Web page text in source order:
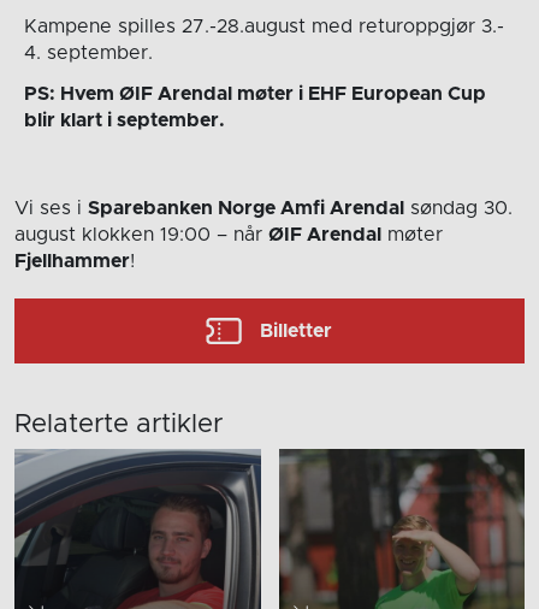
Kampene spilles 27.-28.august med returoppgjør 3.-
4. september.
PS: Hvem ØIF Arendal møter i EHF European Cup
blir klart i september.
Vi ses i Sparebanken Norge Amfi Arendal
søndag 30.
august klokken 19:00 – når ØIF Arendal
møter
Fjellhammer!
Billetter
Relaterte artikler